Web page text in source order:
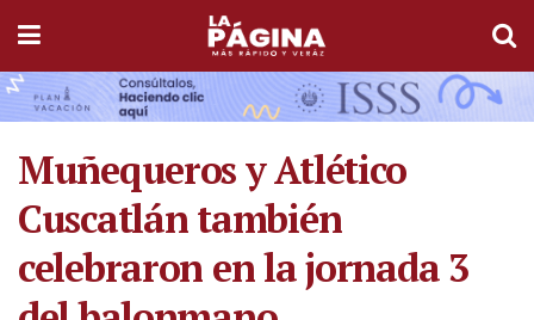
Muñequeros y Atlético
Cuscatlán también
celebraron en la jornada 3